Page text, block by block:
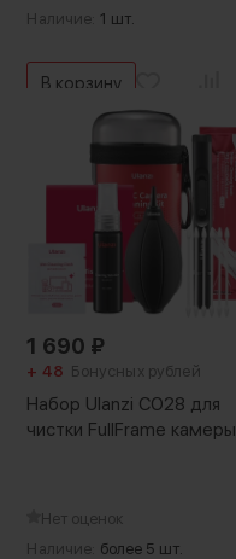
Наличие: 1 шт.
В корзину
1 690 ₽
+ 48 Бонусных рублей
Набор Ulanzi CO28 для
чистки FullFrame камеры
Нет оценок
Наличие: более 5 шт.